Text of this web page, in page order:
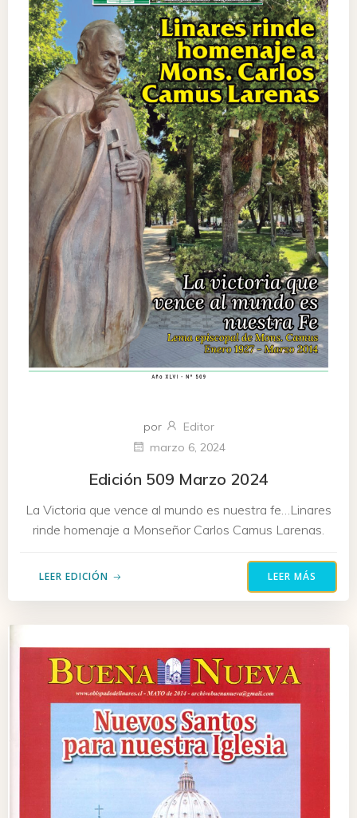
por
Editor
marzo 6, 2024
Edición 509 Marzo 2024
La Victoria que vence al mundo es nuestra fe…Linares
rinde homenaje a Monseñor Carlos Camus Larenas.
LEER EDICIÓN LEER MÁS